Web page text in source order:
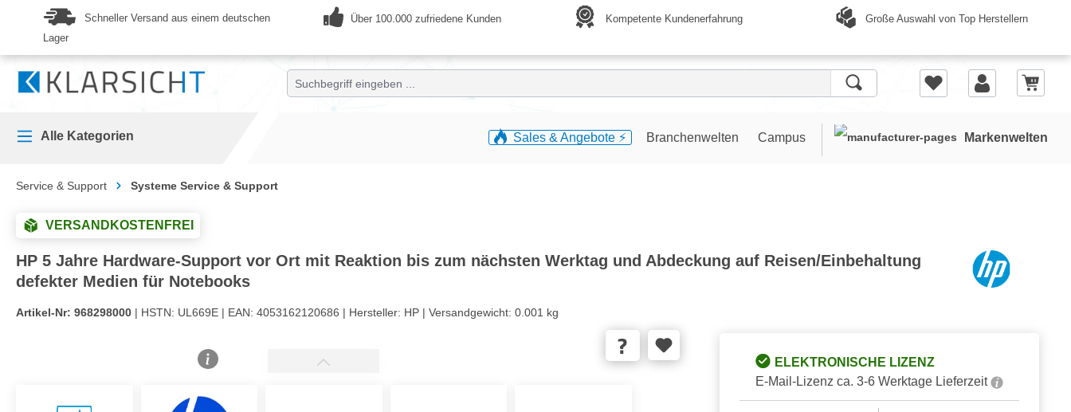
Zur Hauptnavigation springen
Schneller Versand aus einem deutschen
Lager
Über 100.000 zufriedene Kunden Kompetente Kundenerfahrung Große Auswahl von Top Herstellern
Alle Kategorien Sales & Angebote ⚡️ Branchenwelten Campus Markenwelten
Service & Support Systeme Service & Support
VERSANDKOSTENFREI
HP 5 Jahre Hardware-Support vor Ort mit Reaktion bis zum nächsten Werktag und Abdeckung auf Reisen/Einbehaltung
defekter Medien für Notebooks
Artikel-Nr: 968298000 | HSTN: UL669E | EAN: 4053162120686 | Hersteller: HP | Versandgewicht: 0.001 kg
ELEKTRONISCHE LIZENZ
E-Mail-Lizenz ca. 3-6 Werktage Lieferzeit